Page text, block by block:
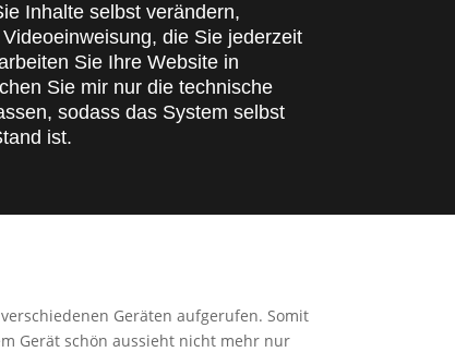
Inhalte selbst verändern,
die Sie jederzeit
Sie Ihre Website in
Sie mir nur die technische
sodass das System selbst
ist.
Geräten aufgerufen. Somit
Gerät schön aussieht nicht mehr nur